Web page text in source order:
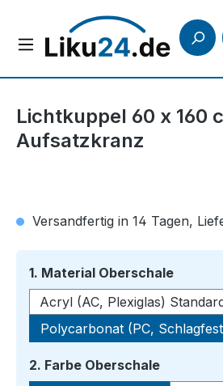
Zum Hauptinhalt springen
Lichtkuppel 60 x 160
Aufsatzkranz
Versandfertig in 14 Tagen,
1. Material Oberschale
Acryl (AC, Plexiglas)
Polycarbonat (PC,
2. Farbe Oberschale